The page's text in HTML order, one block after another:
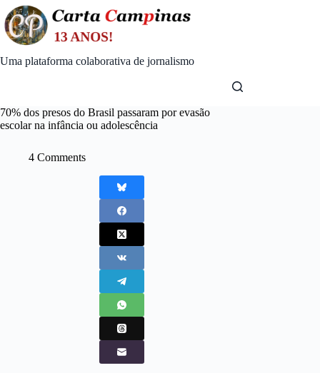
Skip
to
content
Uma plataforma colaborativa de jornalismo
70% dos presos do Brasil passaram por evasão
escolar na infância ou adolescência
4 Comments